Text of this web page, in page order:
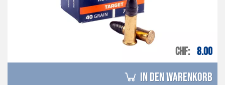
CHF 8.00
in den Warenkorb